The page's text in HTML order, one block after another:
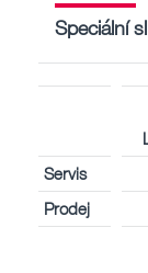
Speciální
Servis
Prodej